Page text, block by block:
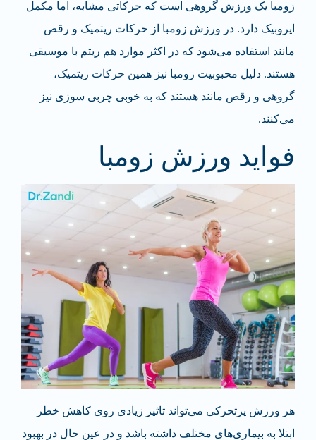
زومبا یک ورزش گروهی است که حرکاتی مشابه، اما مکمل
ایروبیک دارد. در ورزش زومبا از حرکات ریتمیک و رقص
مانند استفاده می‌شود که در اکثر موارد هم ریتم با موسیقی
هستند. دلیل محبوبیت زومبا نیز همین حرکات ریتمیک،
گروهی و رقص مانند هستند که به خوبی چربی سوزی نیز
می‌کنند.
فواید ورزش زومبا
هر ورزش پرتحرکی می‌تواند تاثیر زیادی روی کاهش خطر
ابتلا به بیماری‌های مختلف داشته باشد و در عین حال در بهبود